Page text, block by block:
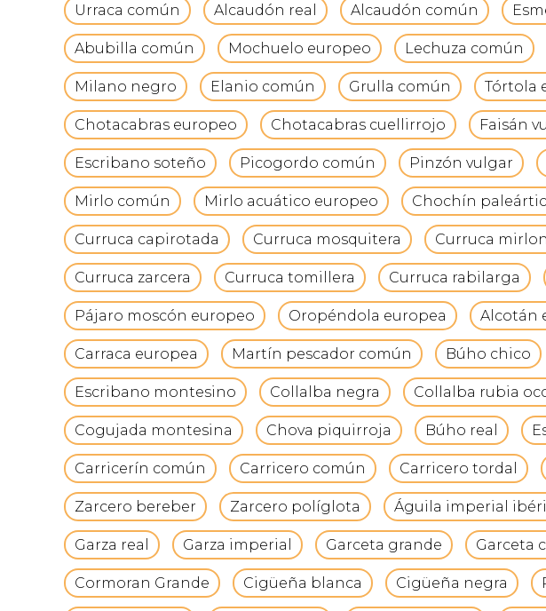
Urraca común Alcaudón real Alcaudón común
Abubilla común Mochuelo europeo Lechuza común
Milano negro Elanio común Grulla común Tórtola
Chotacabras europeo Chotacabras cuellirrojo Faisán
Escribano soteño Picogordo común Pinzón vulgar
Mirlo común Mirlo acuático europeo Chochín
Curruca capirotada Curruca mosquitera Curruca
Curruca zarcera Curruca tomillera Curruca rabilarga
Pájaro moscón europeo Oropéndola europea Alcotán
Carraca europea Martín pescador común Búho chico
Escribano montesino Collalba negra Collalba rubia
Cogujada montesina Chova piquirroja Búho real
Carricerín común Carricero común Carricero tordal
Zarcero bereber Zarcero políglota Águila imperial
Garza real Garza imperial Garceta grande Garceta
Cormoran Grande Cigüeña blanca Cigüeña negra